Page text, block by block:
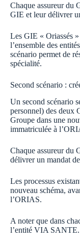
Chaque assureur du
GIE et leur délivrer
Les GIE « Oriassés
l’ensemble des
scénario permet de
spécialité.
Second scénario :
Un second scénario
personnel) des
Groupe dans une
immatriculée à
Chaque assureur du
délivrer un mandat
Les processus
nouveau schéma,
l’ORIAS.
A noter que dans
l’entité VIA SANTE.